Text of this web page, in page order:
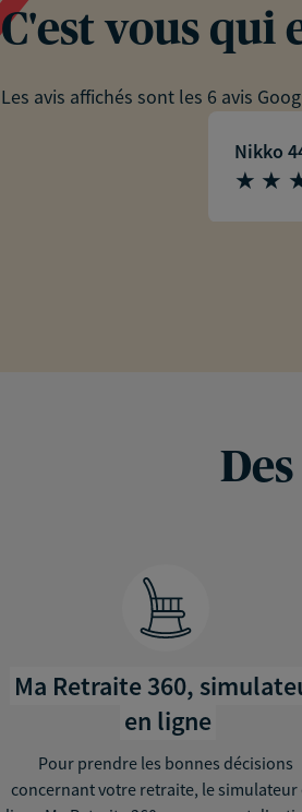
C'est vous qui
Les avis affichés sont les 6 avis
Nikko
Ma Retraite 360,
en ligne
Pour prendre les bonnes décisions
concernant votre retraite, le simulateur